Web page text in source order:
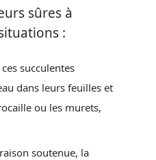
sûres à
:
ces succulentes
dans leurs feuilles et
ou les murets,
soutenue, la